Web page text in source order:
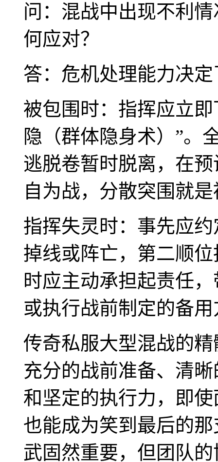
问：混战中出现不利
何应对？
答：危机处理能力决
被包围时：指挥应立
隐（群体隐身术）”。
逃脱卷暂时脱离，在
自为战，分散突围就
指挥失灵时：事先应
掉线或阵亡，第二顺
时应主动承担起责任
或执行战前制定的备
传奇私服大型混战的
充分的战前准备、清
和坚定的执行力，即
也能成为笑到最后的
武固然重要，但团队